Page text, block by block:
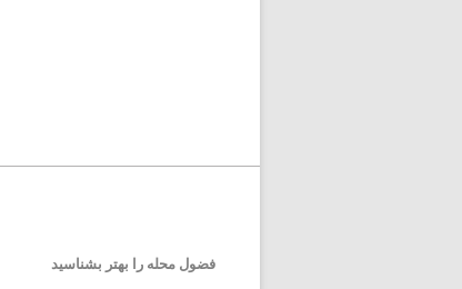
فضول محله را بهتر بشناسید